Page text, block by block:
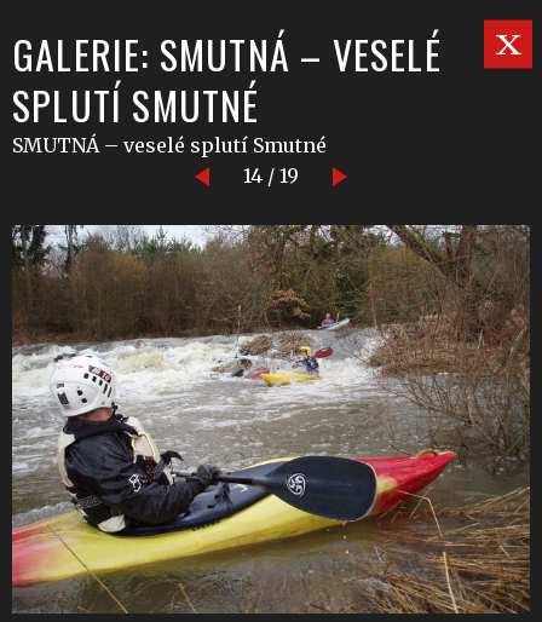
GALERIE: SMUTNÁ – VESELÉ
SPLUTÍ SMUTNÉ
SMUTNÁ – veselé splutí Smutné
14 / 19